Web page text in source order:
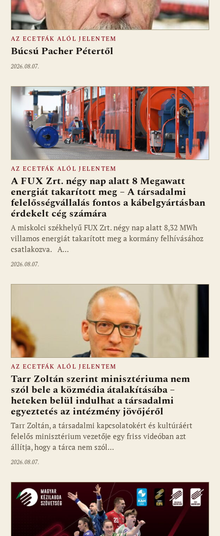
AZ ECETFÁK ALÓL JELENTEM
Búcsú Pacher Pétertől
2026.08.07.
AZ ECETFÁK ALÓL JELENTEM
A FUX Zrt. négy nap alatt 8 Megawatt
energiát takarított meg – A társadalmi
felelősségvállalás fontos a kábelgyártásban
érdekelt cég számára
A miskolci székhelyű FUX Zrt. négy nap alatt 8,32 MWh
villamos energiát takarított meg a kormány felhívásához
csatlakozva. A…
2026.08.07.
Fotó: media1.hu
AZ ECETFÁK ALÓL JELENTEM
Tarr Zoltán szerint minisztériuma nem
szól bele a közmédia átalakításába –
heteken belül indulhat a társadalmi
egyeztetés az intézmény jövőjéről
Tarr Zoltán, a társadalmi kapcsolatokért és kultúráért
felelős minisztérium vezetője egy friss videóban azt
állítja, hogy a tárca nem szól…
2026.08.07.